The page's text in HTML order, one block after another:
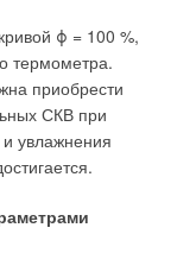
ϕ = 100 %,
термометра.
приобрести
СКВ при
увлажнения